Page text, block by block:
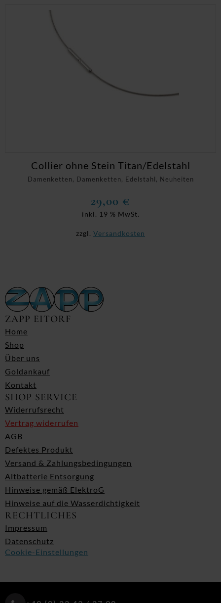
Damenketten, Damenketten, Edelstahl, Neuheiten
Collier ohne Stein Titan/Edelstahl
29,00 €
inkl. 19 % MwSt.
zzgl. Versandkosten
ZAPP EITORF
Home
Shop
Über uns
Goldankauf
Kontakt
SHOP SERVICE
Widerrufsrecht
Vertrag widerrufen
AGB
Defektes Produkt
Versand & Zahlungsbedingungen
Altbatterie Entsorgung
Hinweise gemäß ElektroG
Hinweise auf die Wasserdichtigkeit
RECHTLICHES
Impressum
Datenschutz
Cookie-Einstellungen